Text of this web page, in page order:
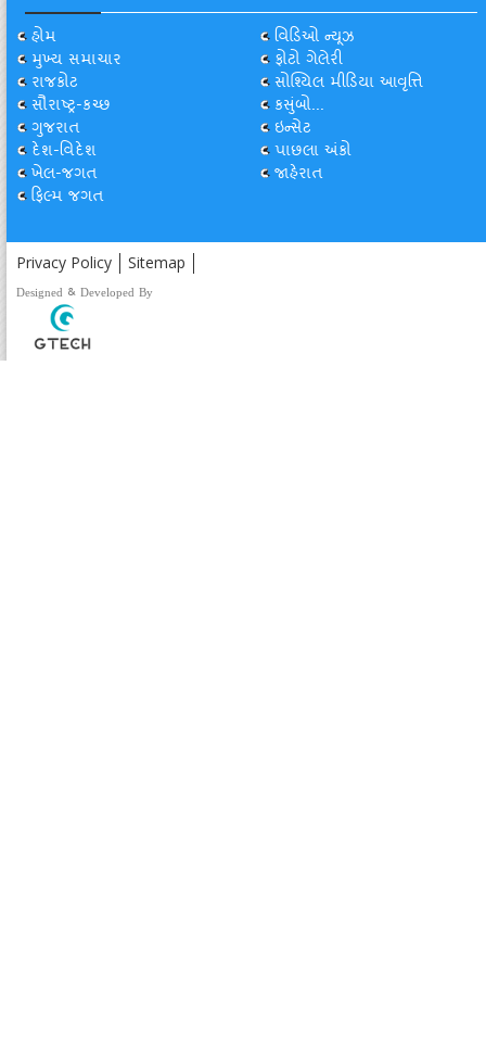
હોમ
મુખ્ય સમાચાર
રાજકોટ
સૌરાષ્ટ્ર-કચ્છ
ગુજરાત
દેશ-વિદેશ
ખેલ-જગત
ફિલ્મ જગત
વિડિઓ ન્યૂઝ
ફોટો ગેલેરી
સોશ્યિલ મીડિયા આવૃત્તિ
કસુંબો...
ઇન્સેટ
પાછલા અંકો
જાહેરાત
Privacy Policy Sitemap
Designed & Developed By